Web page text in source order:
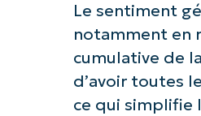
Le sentiment
notamment en
cumulative de
d’avoir toutes
ce qui simplifie